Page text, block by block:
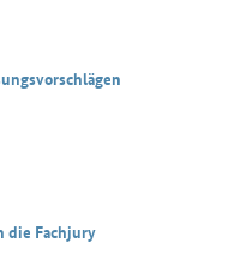
die Fachjury